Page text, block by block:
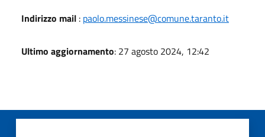
Indirizzo mail : paolo.messinese@comune.taranto.it
Ultimo aggiornamento: 27 agosto 2024, 12:42